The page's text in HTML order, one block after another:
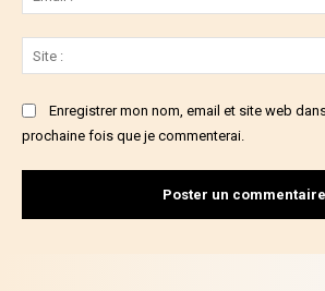
Enregistrer mon nom, email et site web
prochaine fois que je commenterai.